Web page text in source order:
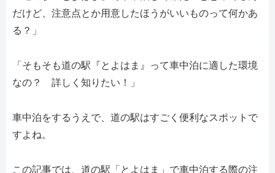
だけど、注意点とか用意したほうがいいものって何かあ
る？」
「そもそも道の駅『とよはま』って車中泊に適した環境
なの？ 詳しく知りたい！」
車中泊をするうえで、道の駅はすごく便利なスポットで
すよね。
この記事では、道の駅「とよはま」で車中泊する際の注